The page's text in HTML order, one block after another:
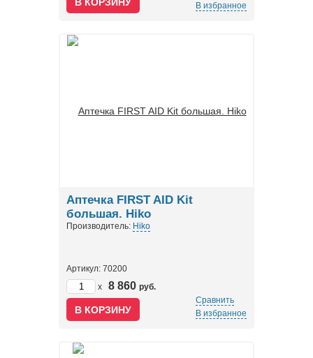
В избранное
Аптечка FIRST AID Kit
большая. Hiko
Производитель: Hiko
Артикул: 70200
x
8 860 руб.
Сравнить
В избранное